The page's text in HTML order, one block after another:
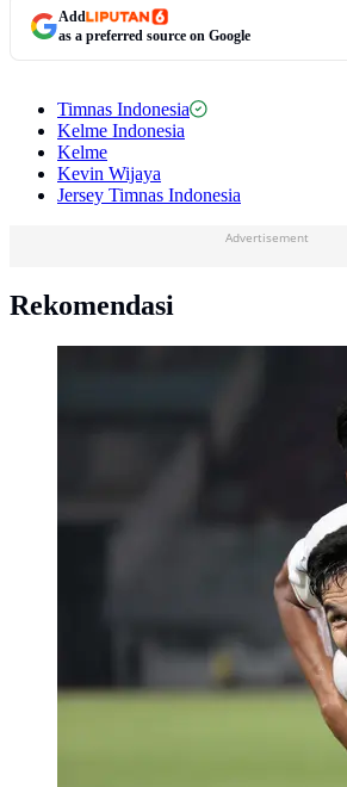
Add
as a preferred source on Google
Timnas Indonesia
Kelme Indonesia
Kelme
Kevin Wijaya
Jersey Timnas Indonesia
Advertisement
Rekomendasi